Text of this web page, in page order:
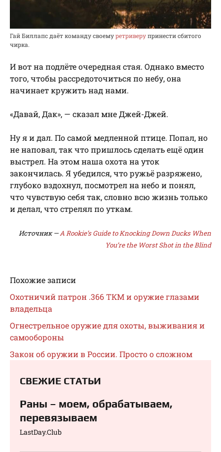
Гай Биллапс даёт команду своемуретриверупринести сбитого
чирка.
И вот на подлёте очередная стая. Однако вместо
того, чтобы рассредоточиться по небу, она
начинает кружить над нами.
«Давай, Дак», — сказал мне Джей-Джей.
Ну я и дал. По самой медленной птице. Попал, но
не наповал, так что пришлось сделать ещё один
выстрел. На этом наша охота на уток
закончилась. Я убедился, что ружьё разряжено,
глубоко вздохнул, посмотрел на небо и понял,
что чувствую себя так, словно всю жизнь только
и делал, что стрелял по уткам.
Источник —A Rookie’s Guide to Knocking Down Ducks When
You’re the Worst Shot in the Blind
Похожие записи
Охотничий патрон .366 ТКМ и оружие глазами
владельца
Огнестрельное оружие для охоты, выживания и
самообороны
Закон об оружии в России. Просто о сложном
СВЕЖИЕ СТАТЬИ
Раны – моем, обрабатываем,
перевязываем⁠⁠
LastDay.Club